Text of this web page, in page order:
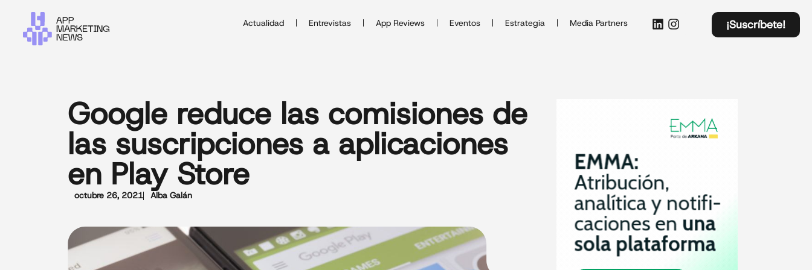
Actualidad Entrevistas App Reviews Eventos Estrategia Media Partners ¡Suscríbete!
Google reduce las comisiones de
las suscripciones a aplicaciones
en Play Store
octubre 26, 2021 Alba Galán